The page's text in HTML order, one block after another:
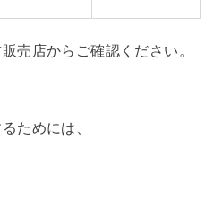
売店からご確認ください。
ためには、